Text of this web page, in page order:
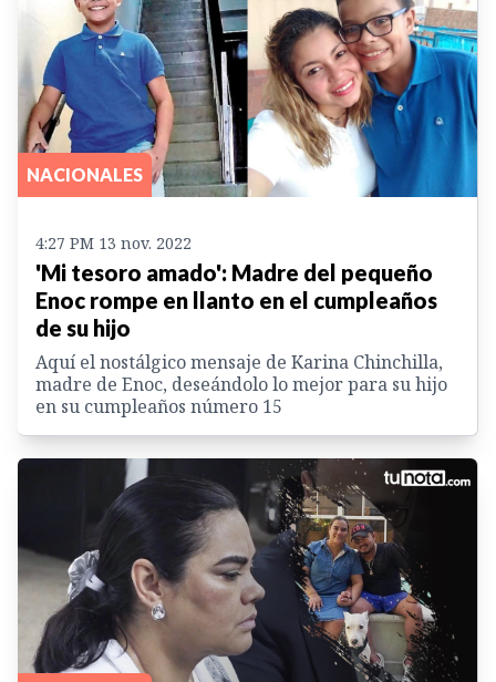
NACIONALES
4:27 PM 13 nov. 2022
'Mi tesoro amado': Madre del pequeño
Enoc rompe en llanto en el cumpleaños
de su hijo
Aquí el nostálgico mensaje de Karina Chinchilla,
madre de Enoc, deseándolo lo mejor para su hijo
en su cumpleaños número 15